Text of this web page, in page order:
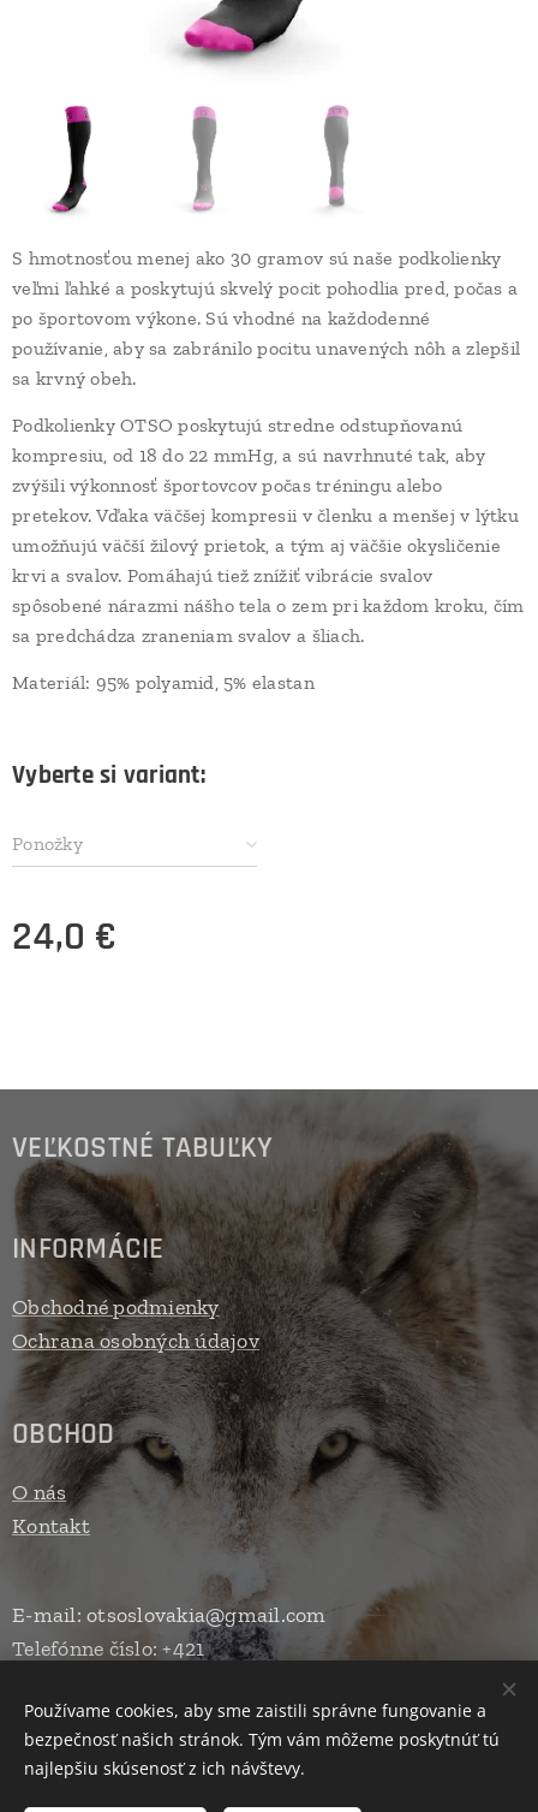
S hmotnosťou menej ako 30 gramov sú naše podkolienky
veľmi ľahké a poskytujú skvelý pocit pohodlia pred, počas a
po športovom výkone. Sú vhodné na každodenné
používanie, aby sa zabránilo pocitu unavených nôh a zlepšil
sa krvný obeh.
Podkolienky OTSO poskytujú stredne odstupňovanú
kompresiu, od 18 do 22 mmHg, a sú navrhnuté tak, aby
zvýšili výkonnosť športovcov počas tréningu alebo
pretekov. Vďaka väčšej kompresii v členku a menšej v lýtku
umožňujú väčší žilový prietok, a tým aj väčšie okysličenie
krvi a svalov. Pomáhajú tiež znížiť vibrácie svalov
spôsobené nárazmi nášho tela o zem pri každom kroku, čím
sa predchádza zraneniam svalov a šliach.
Materiál: 95% polyamid, 5% elastan
Vyberte si variant:
Ponožky
24,0 €
VEĽKOSTNÉ TABUĽKY
INFORMÁCIE
Obchodné podmienky
Ochrana osobných údajov
OBCHOD
O nás
Kontakt
E-mail: otsoslovakia@gmail.com
Telefónne číslo: +421
Vytvorené službouWebnode Cookies
Používame cookies, aby sme zaistili správne fungovanie a
bezpečnosť našich stránok. Tým vám môžeme poskytnúť tú
najlepšiu skúsenosť z ich návštevy.